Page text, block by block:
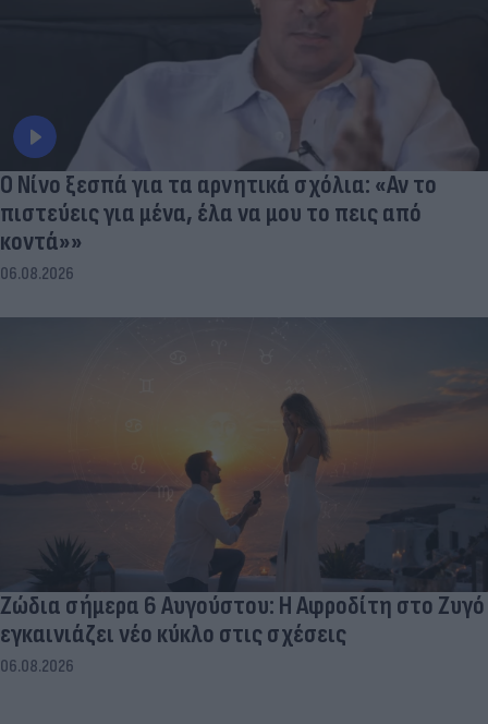
Ο Νίνο ξεσπά για τα αρνητικά σχόλια: «Αν το
πιστεύεις για μένα, έλα να μου το πεις από
κοντά»»
06.08.2026
Ζώδια σήμερα 6 Αυγούστου: Η Αφροδίτη στο Ζυγό
εγκαινιάζει νέο κύκλο στις σχέσεις
06.08.2026